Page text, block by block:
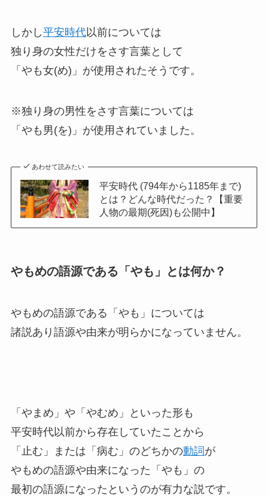
しかし平安時代以前については
独り身の女性だけをさす言葉として
「やも女(め)」が使用されたそうです。
※独り身の男性をさす言葉については
「やも男(を)」が使用されていました。
あわせて読みたい
平安時代 (794年から1185年まで)
とは？どんな時代だった？【重要
人物の最期(死因)も公開中】
やもめの語源である「やも」とは何か？
やもめの語源である「やも」については
諸説あり語源や由来が明らかになっていません。
「やまめ」や「やむめ」といった形も
平安時代以前から存在していたことから
「止む」または「病む」のどちかの動詞 が
やもめの語源や由来になった「やも」の
最初の語源になったというのが有力な説です。